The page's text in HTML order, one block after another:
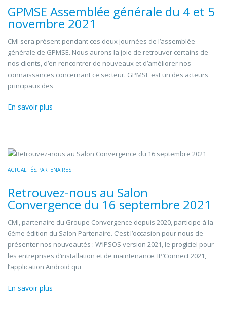
GPMSE Assemblée générale du 4 et 5
novembre 2021
CMI sera présent pendant ces deux journées de l’assemblée
générale de GPMSE. Nous aurons la joie de retrouver certains de
nos clients, d’en rencontrer de nouveaux et d’améliorer nos
connaissances concernant ce secteur. GPMSE est un des acteurs
principaux des
En savoir plus
ACTUALITÉS,PARTENAIRES
Retrouvez-nous au Salon
Convergence du 16 septembre 2021
CMI, partenaire du Groupe Convergence depuis 2020, participe à la
6ème édition du Salon Partenaire. C’est l’occasion pour nous de
présenter nos nouveautés : W’IPSOS version 2021, le progiciel pour
les entreprises d’installation et de maintenance. IP’Connect 2021,
l’application Androïd qui
En savoir plus